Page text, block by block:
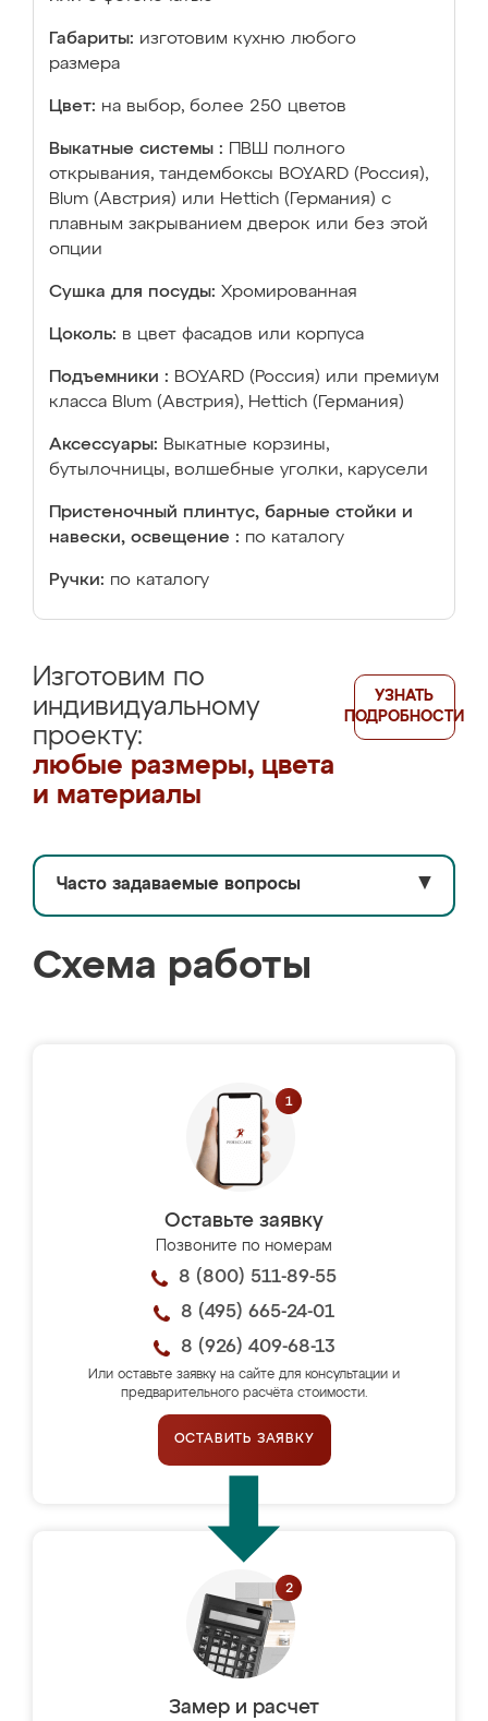
Габариты: изготовим кухню любого
размера
Цвет: на выбор, более 250 цветов
Выкатные системы :
ПВШ полного
открывания, тандембоксы BOYARD (Россия),
Blum (Австрия) или Hettich (Германия) с
плавным закрыванием дверок или без этой
опции
Сушка для посуды: Хромированная
Цоколь: в цвет фасадов или корпуса
Подъемники : BOYARD (Россия) или премиум
класса Blum (Австрия), Hettich (Германия)
Аксессуары: Выкатные корзины,
бутылочницы, волшебные уголки, карусели
Пристеночный плинтус, барные стойки и
навески, освещение : по каталогу
Ручки: по каталогу
Изготовим по
индивидуальному
проекту:
любые размеры, цвета
и материалы
УЗНАТЬ
ПОДРОБНОСТИ
Часто задаваемые вопросы ▼
Схема работы
Оставьте заявку
Позвоните по номерам
8 (800) 511-89-55
8 (495) 665-24-01
8 (926) 409-68-13
Или оставьте заявку на сайте для консультации и
предварительного расчёта стоимости.
ОСТАВИТЬ ЗАЯВКУ
Замер и расчет